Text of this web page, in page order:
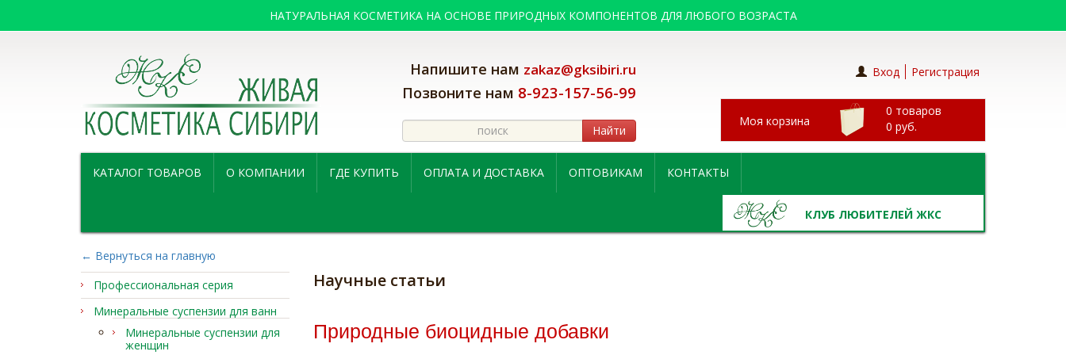
НАТУРАЛЬНАЯ КОСМЕТИКА НА ОСНОВЕ ПРИРОДНЫХ КОМПОНЕНТОВ ДЛЯ ЛЮБОГО ВОЗРАСТА
Напишите нам zakaz@gksibiri.ru
Позвоните нам 8-923-157-56-99
Вход Регистрация
Моя корзина
0 товаров
0 руб.
Найти
КАТАЛОГ ТОВАРОВ О КОМПАНИИ ГДЕ КУПИТЬ ОПЛАТА И ДОСТАВКА ОПТОВИКАМ КОНТАКТЫ
КЛУБ ЛЮБИТЕЛЕЙ ЖКС
← Вернуться на главную
Профессиональная серия
Минеральные суспензии для ванн
Минеральные суспензии для
женщин
Научные статьи
Природные биоцидные добавки